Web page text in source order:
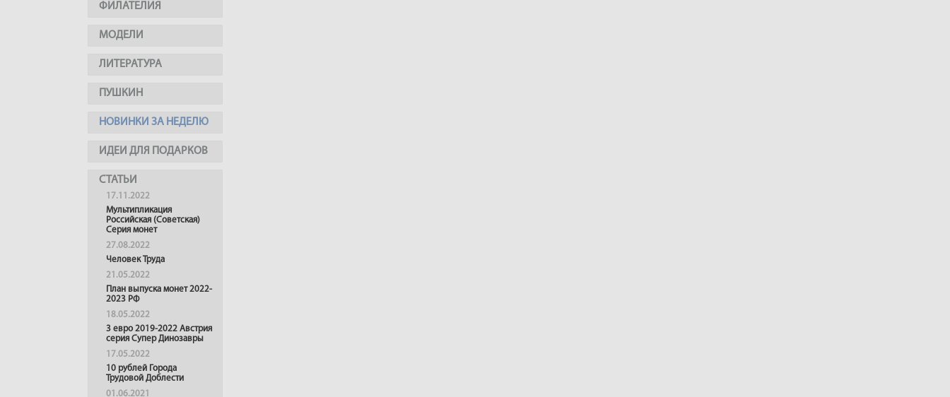
ФИЛАТЕЛИЯ
МОДЕЛИ
ЛИТЕРАТУРА
ПУШКИН
НОВИНКИ ЗА НЕДЕЛЮ
ИДЕИ ДЛЯ ПОДАРКОВ
СТАТЬИ
17.11.2022
Мультипликация
Российская (Советская)
Серия монет
27.08.2022
Человек Труда
21.05.2022
План выпуска монет 2022-
2023 РФ
18.05.2022
3 евро 2019-2022 Австрия
серия Супер Динозавры
17.05.2022
10 рублей Города
Трудовой Доблести
01.06.2021